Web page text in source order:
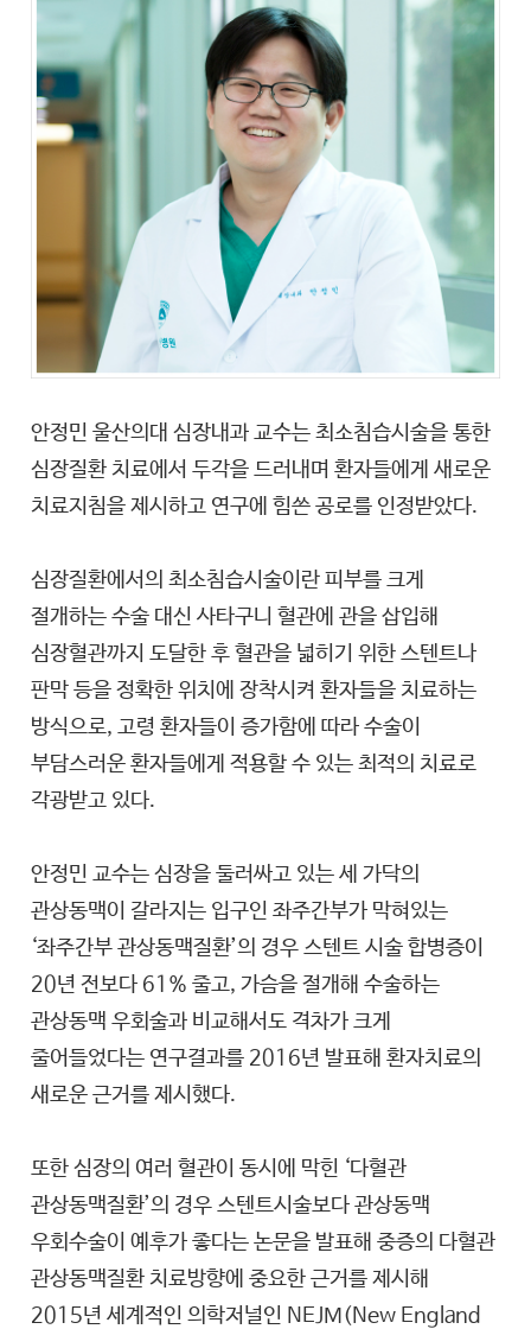
안정민 울산의대 심장내과 교수는 최소침습시술을 통한
심장질환 치료에서 두각을 드러내며 환자들에게 새로운
치료지침을 제시하고 연구에 힘쓴 공로를 인정받았다.
심장질환에서의 최소침습시술이란 피부를 크게
절개하는 수술 대신 사타구니 혈관에 관을 삽입해
심장혈관까지 도달한 후 혈관을 넓히기 위한 스텐트나
판막 등을 정확한 위치에 장착시켜 환자들을 치료하는
방식으로, 고령 환자들이 증가함에 따라 수술이
부담스러운 환자들에게 적용할 수 있는 최적의 치료로
각광받고 있다.
안정민 교수는 심장을 둘러싸고 있는 세 가닥의
관상동맥이 갈라지는 입구인 좌주간부가 막혀있는
‘좌주간부 관상동맥질환’의 경우 스텐트 시술 합병증이
20년 전보다 61% 줄고, 가슴을 절개해 수술하는
관상동맥 우회술과 비교해서도 격차가 크게
줄어들었다는 연구결과를 2016년 발표해 환자치료의
새로운 근거를 제시했다.
또한 심장의 여러 혈관이 동시에 막힌 ‘다혈관
관상동맥질환’의 경우 스텐트시술보다 관상동맥
우회수술이 예후가 좋다는 논문을 발표해 중증의 다혈관
관상동맥질환 치료방향에 중요한 근거를 제시해
2015년 세계적인 의학저널인 NEJM(New England